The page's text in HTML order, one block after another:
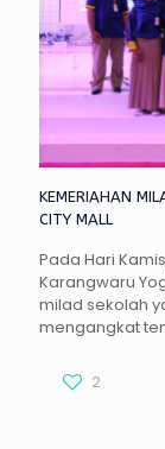
KEMERIAHAN
CITY MALL
Pada Hari
Karangwaru
milad sekolah
mengangkat
2